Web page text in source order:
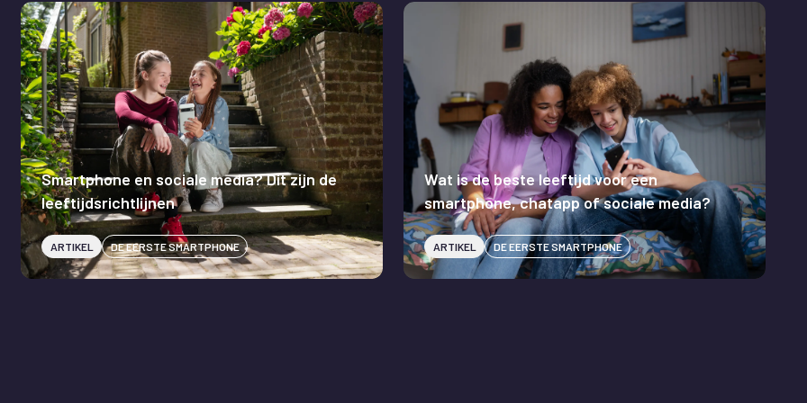
Smartphone en sociale media? Dit zijn de
leeftijdsrichtlijnen
ARTIKEL DE EERSTE SMARTPHONE
Wat is de beste leeftijd voor een
smartphone, chatapp of sociale media?
ARTIKEL DE EERSTE SMARTPHONE